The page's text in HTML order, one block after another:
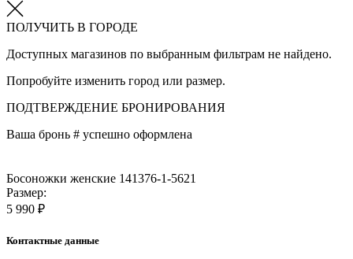
ПОЛУЧИТЬ В ГОРОДЕ
Доступных магазинов по выбранным фильтрам не найдено.
Попробуйте изменить город или размер.
ПОДТВЕРЖДЕНИЕ БРОНИРОВАНИЯ
Ваша бронь # успешно оформлена
Босоножки женские 141376-1-5621
Размер:
5 990 ₽
Контактные данные